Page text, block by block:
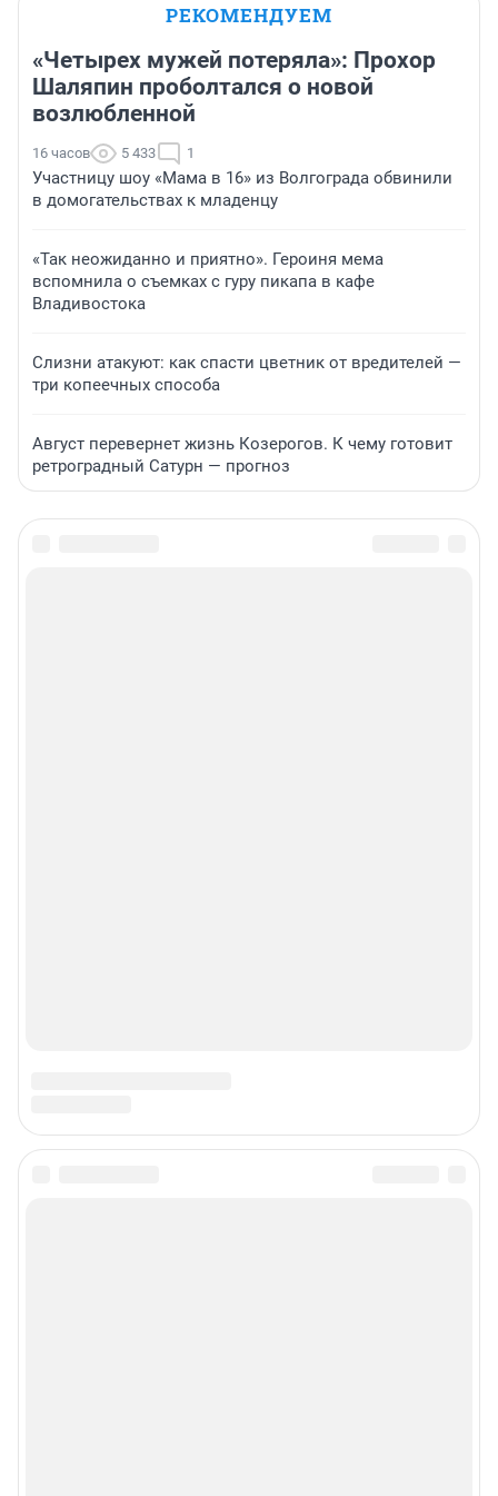
РЕКОМЕНДУЕМ
«Четырех мужей потеряла»: Прохор
Шаляпин проболтался о новой
возлюбленной
16 часов 5 433 1
Участницу шоу «Мама в 16» из Волгограда обвинили
в домогательствах к младенцу
«Так неожиданно и приятно». Героиня мема
вспомнила о съемках с гуру пикапа в кафе
Владивостока
Слизни атакуют: как спасти цветник от вредителей —
три копеечных способа
Август перевернет жизнь Козерогов. К чему готовит
ретроградный Сатурн — прогноз